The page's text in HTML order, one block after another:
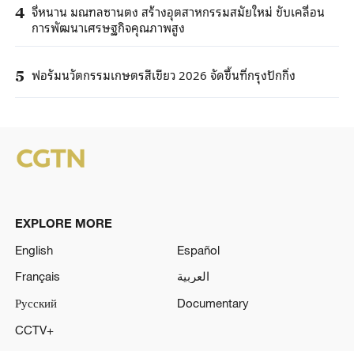
4 จี่หนาน มณฑลซานตง สร้างอุตสาหกรรมสมัยใหม่ ขับเคลื่อน
การพัฒนาเศรษฐกิจคุณภาพสูง
5 ฟอรัมนวัตกรรมเกษตรสีเขียว 2026 จัดขึ้นที่กรุงปักกิ่ง
EXPLORE MORE
English
Español
Français
العربية
Русский
Documentary
CCTV+